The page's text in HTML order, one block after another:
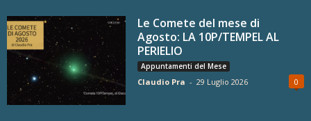
Le Comete del mese di
Agosto: LA 10P/TEMPEL AL
PERIELIO
Appuntamenti del Mese
Claudio Pra - 29 Luglio 2026 0